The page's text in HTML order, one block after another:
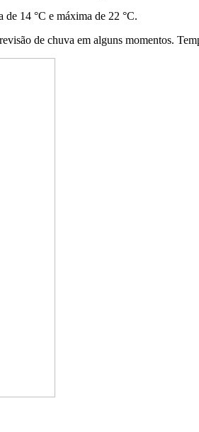
de 14 °C e máxima de 22 °C.
de chuva em alguns momentos.